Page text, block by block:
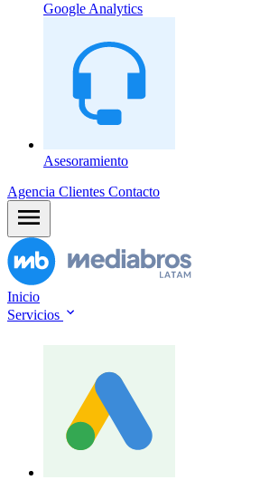
Google Analytics
Asesoramiento
Agencia Clientes Contacto
Inicio
Servicios